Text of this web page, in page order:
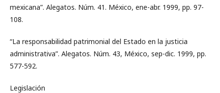
mexicana”. Alegatos. Núm. 41. México, ene-abr. 1999, pp. 97-
108.
“La responsabilidad patrimonial del Estado en la justicia
administrativa”. Alegatos. Núm. 43, México, sep-dic. 1999, pp.
577-592.
Legislación